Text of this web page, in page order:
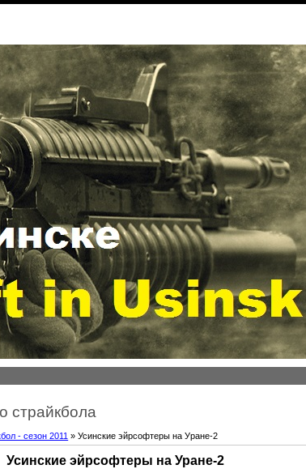
страйкбола
- сезон 2011 » Усинские эйрсофтеры на Уране-2
Усинские эйрсофтеры на Уране-2